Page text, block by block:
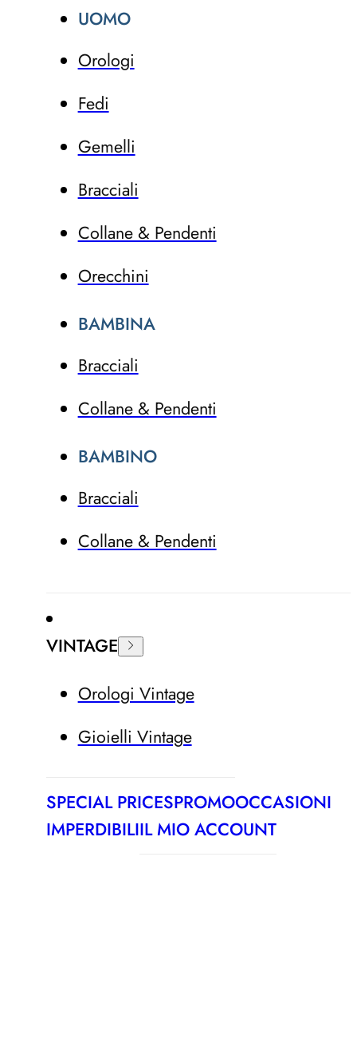
UOMO
Orologi
Fedi
Gemelli
Bracciali
Collane & Pendenti
Orecchini
BAMBINA
Bracciali
Collane & Pendenti
BAMBINO
Bracciali
Collane & Pendenti
VINTAGE
Orologi Vintage
Gioielli Vintage
SPECIAL PRICESPROMOOCCASIONI
IMPERDIBILIIL MIO ACCOUNT